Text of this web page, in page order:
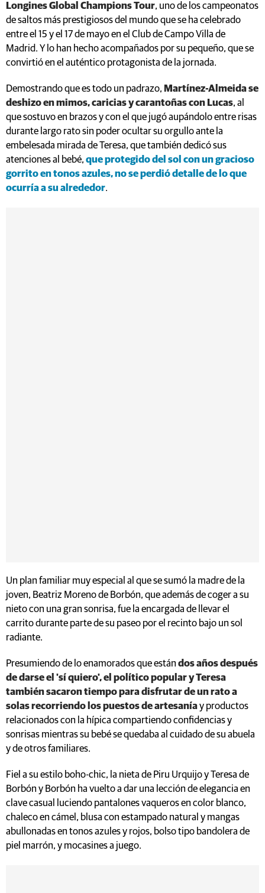
Longines Global Champions Tour, uno de los campeonatos
de saltos más prestigiosos del mundo que se ha celebrado
entre el 15 y el 17 de mayo en el Club de Campo Villa de
Madrid. Y lo han hecho acompañados por su pequeño, que se
convirtió en el auténtico protagonista de la jornada.
Demostrando que es todo un padrazo, Martínez-Almeida se
deshizo en mimos, caricias y carantoñas con Lucas, al
que sostuvo en brazos y con el que jugó aupándolo entre risas
durante largo rato sin poder ocultar su orgullo ante la
embelesada mirada de Teresa, que también dedicó sus
atenciones al bebé, que protegido del sol con un gracioso
gorrito en tonos azules, no se perdió detalle de lo que
ocurría a su alrededor.
Un plan familiar muy especial al que se sumó la madre de la
joven, Beatriz Moreno de Borbón, que además de coger a su
nieto con una gran sonrisa, fue la encargada de llevar el
carrito durante parte de su paseo por el recinto bajo un sol
radiante.
Presumiendo de lo enamorados que están dos años después
de darse el 'sí quiero', el político popular y Teresa
también sacaron tiempo para disfrutar de un rato a
solas recorriendo los puestos de artesaníay productos
relacionados con la hípica compartiendo confidencias y
sonrisas mientras su bebé se quedaba al cuidado de su abuela
y de otros familiares.
Fiel a su estilo boho-chic, la nieta de Piru Urquijo y Teresa de
Borbón y Borbón ha vuelto a dar una lección de elegancia en
clave casual luciendo pantalones vaqueros en color blanco,
chaleco en cámel, blusa con estampado natural y mangas
abullonadas en tonos azules y rojos, bolso tipo bandolera de
piel marrón, y mocasines a juego.